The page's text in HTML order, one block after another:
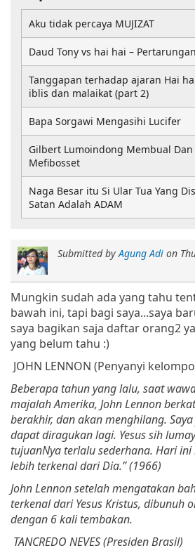
Submitted by Agung Adion
Mungkin sudah ada yang tahu
bawah ini, tapi bagi saya...saya
saya bagikan saja daftar orang2
yang belum tahu :)
JOHN LENNON (Penyanyi
Beberapa tahunyanglalu, saat
majalahAmerika, John Lennon
berakhir, danakanmenghilang. Saya
dapatdiragukanlagi. Yesussih
tujuanNya terlalusederhana. Hariini
lebih terkenaldariDia.”(1966)
John Lennonsetelahmengatakan
terkenaldari YesusKristus, dibunuh
dengan 6 kalitembakan.
TANCREDO NEVES (PresidenBrasil)
Aku tidak percaya MUJIZAT
Daud Tony vs hai hai –
Tanggapan terhadap ajaran Hai
iblis dan malaikat (part 2)
Bapa Sorgawi Mengasihi Lucifer
Gilbert Lumoindong Membual
Mefibosset
Naga Besar itu Si Ular Tua Yang
Satan Adalah ADAM